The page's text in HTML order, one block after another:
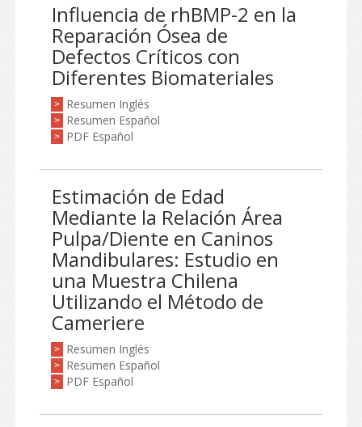
Influencia de rhBMP-2 en la
Reparación Ósea de
Defectos Críticos con
Diferentes Biomateriales
> Resumen Inglés
> Resumen Español
> PDF Español
Estimación de Edad
Mediante la Relación Área
Pulpa/Diente en Caninos
Mandibulares: Estudio en
una Muestra Chilena
Utilizando el Método de
Cameriere
> Resumen Inglés
> Resumen Español
> PDF Español